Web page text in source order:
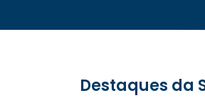
Destaques